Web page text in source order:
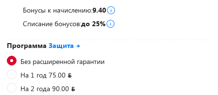
Программа Защита +
Без расширенной гарантии
На 1 год 75.00
На 2 года 90.00
Бонусы к начислению:9.40
Списание бонусов:до 25%